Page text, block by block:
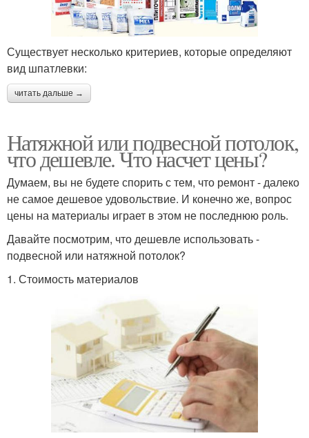
Существует несколько критериев, которые определяют
вид шпатлевки:
читать дальше →
Натяжной или подвесной потолок,
что дешевле. Что насчет цены?
Думаем, вы не будете спорить с тем, что ремонт - далеко
не самое дешевое удовольствие. И конечно же, вопрос
цены на материалы играет в этом не последнюю роль.
Давайте посмотрим, что дешевле использовать -
подвесной или натяжной потолок?
1. Стоимость материалов